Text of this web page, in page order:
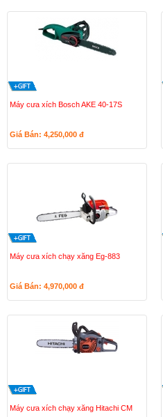
Máy cưa xích Bosch AKE 40-17S
Giá Bán: 4,250,000 đ
Máy cưa xích chạy xăng Eg-883
Giá Bán: 4,970,000 đ
Máy cưa xích chạy xăng Hitachi CM